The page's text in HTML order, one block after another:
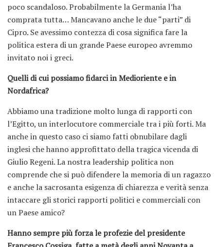
poco scandaloso. Probabilmente la Germania l’ha
comprata tutta… Mancavano anche le due “parti” di
Cipro. Se avessimo contezza di cosa significa fare la
politica estera di un grande Paese europeo avremmo
invitato noi i greci.
Quelli di cui possiamo fidarci in Medioriente e in
Nordafrica?
Abbiamo una tradizione molto lunga di rapporti con
l’Egitto, un interlocutore commerciale tra i più forti. Ma
anche in questo caso ci siamo fatti obnubilare dagli
inglesi che hanno approfittato della tragica vicenda di
Giulio Regeni. La nostra leadership politica non
comprende che si può difendere la memoria di un ragazzo
e anche la sacrosanta esigenza di chiarezza e verità senza
intaccare gli storici rapporti politici e commerciali con
un Paese amico?
Hanno sempre più forza le profezie del presidente